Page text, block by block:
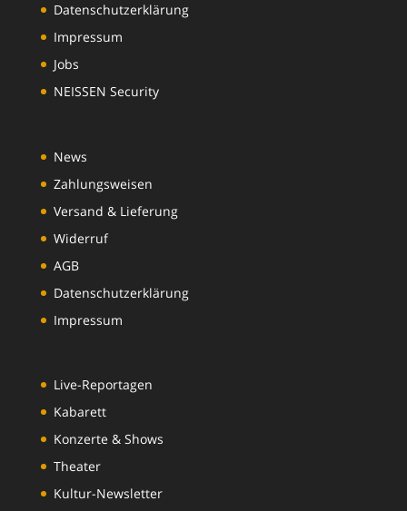
Datenschutzerklärung
Impressum
Jobs
NEISSEN Security
News
Zahlungsweisen
Versand & Lieferung
Widerruf
AGB
Datenschutzerklärung
Impressum
Live-Reportagen
Kabarett
Konzerte & Shows
Theater
Kultur-Newsletter